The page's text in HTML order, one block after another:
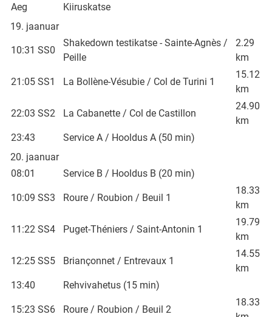
Aeg
Kiiruskatse
19. jaanuar
10:31 SS0
Shakedown testikatse - Sainte-Agnès /
Peille
2.29
km
21:05 SS1 La Bollène-Vésubie / Col de Turini 1
15.12
km
22:03 SS2 La Cabanette / Col de Castillon
24.90
km
23:43
Service A / Hooldus A (50 min)
20. jaanuar
08:01
Service B / Hooldus B (20 min)
10:09 SS3 Roure / Roubion / Beuil 1
18.33
km
11:22 SS4 Puget-Théniers / Saint-Antonin 1
19.79
km
12:25 SS5 Briançonnet / Entrevaux 1
14.55
km
13:40
Rehvivahetus (15 min)
15:23 SS6 Roure / Roubion / Beuil 2
18.33